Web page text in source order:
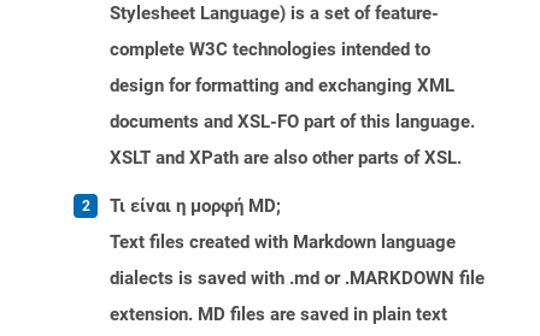
Stylesheet Language) is a set of feature-
complete W3C technologies intended to
design for formatting and exchanging XML
documents and XSL-FO part of this language.
XSLT and XPath are also other parts of XSL.
Τι είναι η μορφή MD;
Text files created with Markdown language
dialects is saved with .md or .MARKDOWN file
extension. MD files are saved in plain text